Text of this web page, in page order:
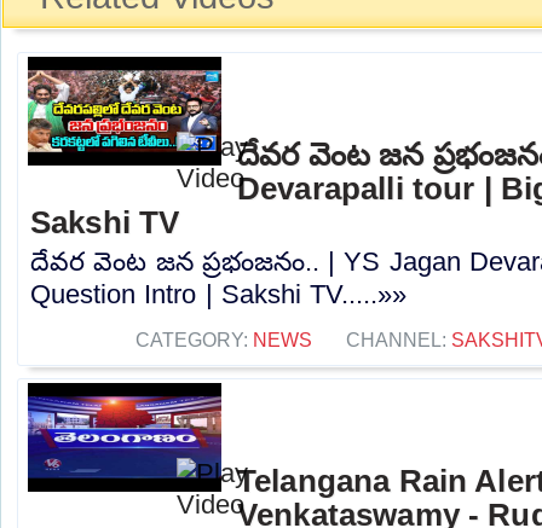
దేవర వెంట జన
Devarapalli tour |
Sakshi TV
దేవర వెంట జన ప్రభంజనం.. | YS Jagan
Question Intro | Sakshi TV.....»»
CATEGORY: NEWS CHANNEL:
Telangana Rain
Venkataswamy -